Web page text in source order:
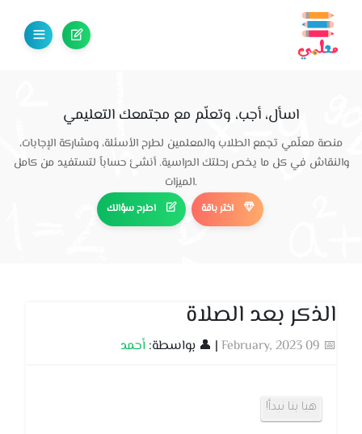
اسأل، أجب، وتعلّم مع مجتمعك التعليمي
منصة معلّمي تجمع الطلاب والمعلمين لطرح الأسئلة، ومشاركة الإجابات،
والنقاش في كل ما يخص رحلتك الدراسية. أنشئ حساباً لتستفيد من كامل
الميزات.
اطرح سؤالك اختر باقة
الذكر بعد الصلاة
📅 09 February, 2023 | 👤 بواسطة: أحمد